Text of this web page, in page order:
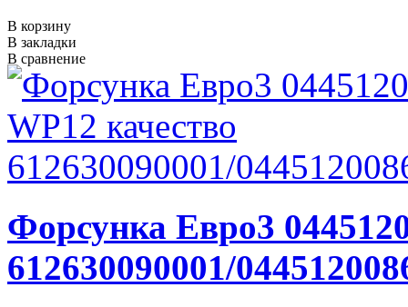
В корзину
В закладки
В сравнение
Форсунка Евро3
612630090001/